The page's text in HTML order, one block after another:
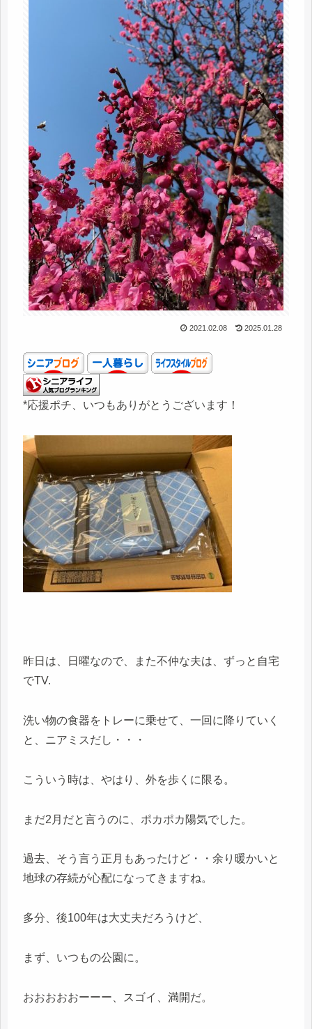
2021.02.08 2025.01.28
*応援ポチ、いつもありがとうございます！
昨日は、日曜なので、また不仲な夫は、ずっと自宅
でTV.
洗い物の食器をトレーに乗せて、一回に降りていく
と、ニアミスだし・・・
こういう時は、やはり、外を歩くに限る。
まだ2月だと言うのに、ポカポカ陽気でした。
過去、そう言う正月もあったけど・・余り暖かいと
地球の存続が心配になってきますね。
多分、後100年は大丈夫だろうけど、
まず、いつもの公園に。
おおおおおーーー、スゴイ、満開だ。